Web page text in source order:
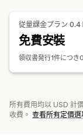
従量課金プラン 0.4
免費安裝
領収書発行1件につき
所有費用均以 USD 計
收費。 查看所有定價選